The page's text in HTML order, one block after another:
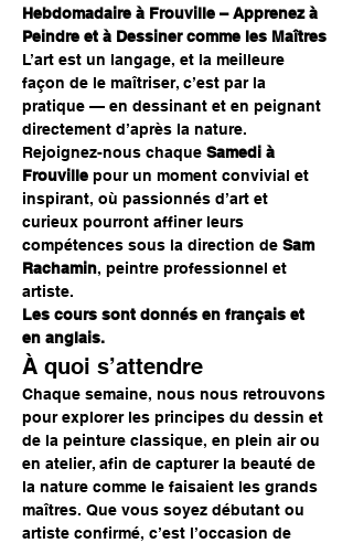
Hebdomadaire à Frouville – Apprenez à
Peindre et à Dessiner comme les Maîtres
L’art est un langage, et la meilleure
façon de le maîtriser, c’est par la
pratique — en dessinant et en peignant
directement d’après la nature.
Rejoignez-nous chaque Samedi à
Frouville pour un moment convivial et
inspirant, où passionnés d’art et
curieux pourront affiner leurs
compétences sous la direction de Sam
Rachamin, peintre professionnel et
artiste.
Les cours sont donnés en français et
en anglais.
À quoi s’attendre
Chaque semaine, nous nous retrouvons
pour explorer les principes du dessin et
de la peinture classique, en plein air ou
en atelier, afin de capturer la beauté de
la nature comme le faisaient les grands
maîtres. Que vous soyez débutant ou
artiste confirmé, c’est l’occasion de